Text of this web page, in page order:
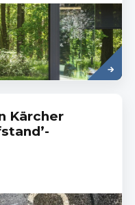
Lees
meer
Kärcher